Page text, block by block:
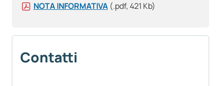
NOTA INFORMATIVA (.pdf, 421 Kb)
Contatti